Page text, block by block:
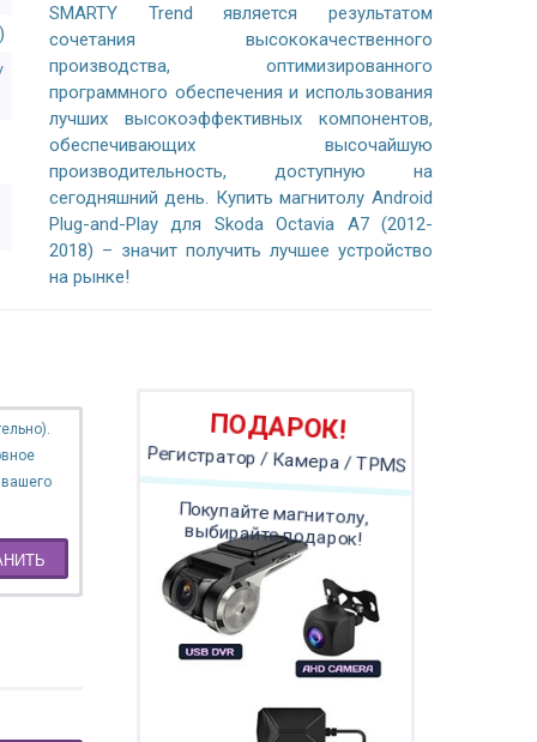
SMARTY Trend является результатом
сочетания высококачественного
производства, оптимизированного
программного обеспечения и использования
лучших высокоэффективных компонентов,
обеспечивающих высочайшую
производительность, доступную на
сегодняшний день. Купить магнитолу Android
Plug-and-Play для Skoda Octavia A7 (2012-
2018) – значит получить лучшее устройство
на рынке!
ПОДАРОК!
Регистратор / Камера / TPMS
Покупайте магнитолу,
выбирайте подарок!